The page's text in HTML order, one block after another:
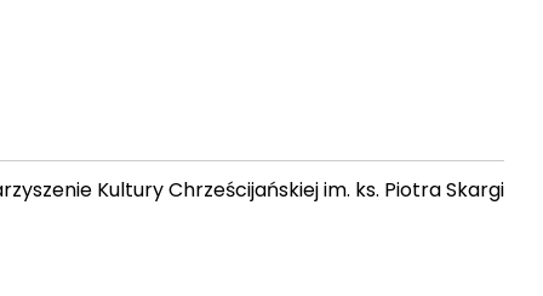
Kultury Chrześcijańskiej im. ks. Piotra Skargi